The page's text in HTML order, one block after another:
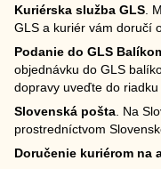
Kuriérska služba GLS .
GLS a kuriér vám doručí
Podanie do GLS
objednávku do GLS
dopravy uveďte do riadku
Slovenská pošta . Na
prostredníctvom
Doručenie kuriérom na